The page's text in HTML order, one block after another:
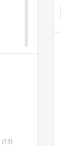
(13)